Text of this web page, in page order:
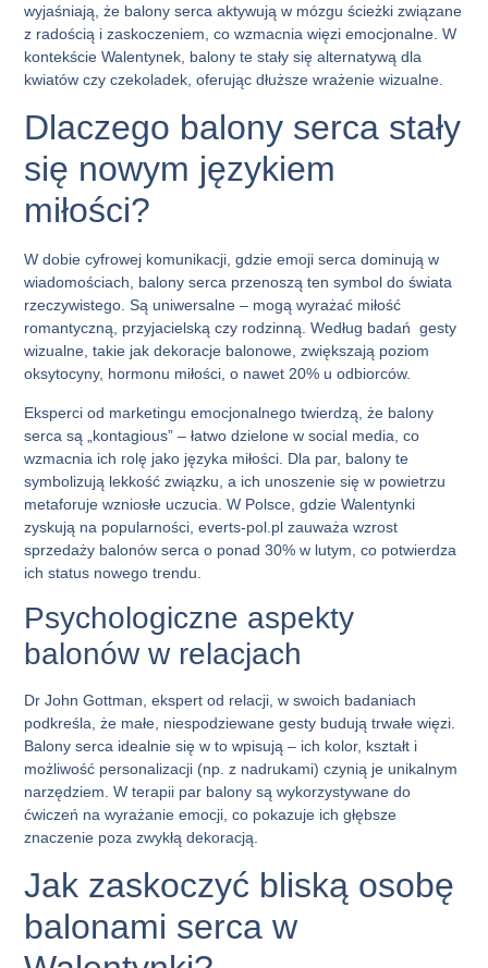
wyjaśniają, że balony serca aktywują w mózgu ścieżki związane
z radością i zaskoczeniem, co wzmacnia więzi emocjonalne. W
kontekście Walentynek, balony te stały się alternatywą dla
kwiatów czy czekoladek, oferując dłuższe wrażenie wizualne.
Dlaczego balony serca stały
się nowym językiem
miłości?
W dobie cyfrowej komunikacji, gdzie emoji serca dominują w
wiadomościach, balony serca przenoszą ten symbol do świata
rzeczywistego. Są uniwersalne – mogą wyrażać miłość
romantyczną, przyjacielską czy rodzinną. Według badań gesty
wizualne, takie jak dekoracje balonowe, zwiększają poziom
oksytocyny, hormonu miłości, o nawet 20% u odbiorców.
Eksperci od marketingu emocjonalnego twierdzą, że balony
serca są „kontagious” – łatwo dzielone w social media, co
wzmacnia ich rolę jako języka miłości. Dla par, balony te
symbolizują lekkość związku, a ich unoszenie się w powietrzu
metaforuje wzniosłe uczucia. W Polsce, gdzie Walentynki
zyskują na popularności, everts-pol.pl zauważa wzrost
sprzedaży balonów serca o ponad 30% w lutym, co potwierdza
ich status nowego trendu.
Psychologiczne aspekty
balonów w relacjach
Dr John Gottman, ekspert od relacji, w swoich badaniach
podkreśla, że małe, niespodziewane gesty budują trwałe więzi.
Balony serca idealnie się w to wpisują – ich kolor, kształt i
możliwość personalizacji (np. z nadrukami) czynią je unikalnym
narzędziem. W terapii par balony są wykorzystywane do
ćwiczeń na wyrażanie emocji, co pokazuje ich głębsze
znaczenie poza zwykłą dekoracją.
Jak zaskoczyć bliską osobę
balonami serca w